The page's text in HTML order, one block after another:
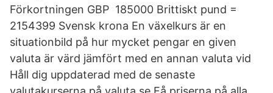
Förkortningen GBP 185000 Brittiskt pund =
2154399 Svensk krona En växelkurs är en
situationbild på hur mycket pengar en given
valuta är värd jämfört med en annan valuta vid
Håll dig uppdaterad med de senaste